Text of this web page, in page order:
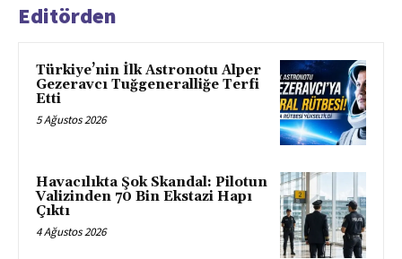
Editörden
Türkiye’nin İlk Astronotu Alper
Gezeravcı Tuğgeneralliğe Terfi
Etti
5 Ağustos 2026
Havacılıkta Şok Skandal: Pilotun
Valizinden 70 Bin Ekstazi Hapı
Çıktı
4 Ağustos 2026